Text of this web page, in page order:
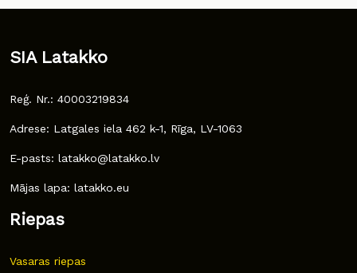
SIA Latakko
Reģ. Nr.: 40003219834
Adrese: Latgales iela 462 k-1, Rīga, LV-1063
E-pasts: latakko@latakko.lv
Mājas lapa: latakko.eu
Riepas
Vasaras riepas